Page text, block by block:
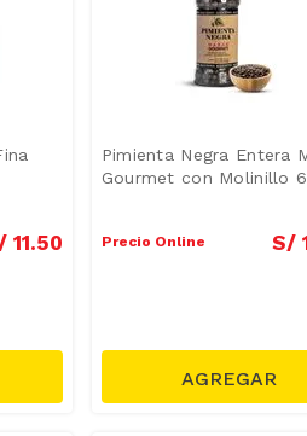
11.50
Pimienta Negra Entera
Gourmet con Molinillo
Precio Online S/